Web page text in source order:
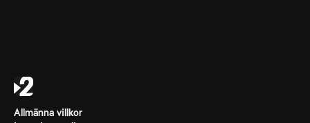
Allmänna villkor